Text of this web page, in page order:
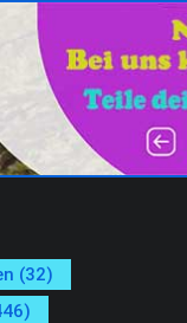
(32)